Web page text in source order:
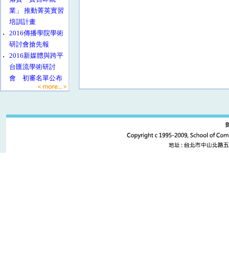
業」 推動菁英實習
培訓計畫
‧
2016傳播學院學術
研討會搶先報
‧
2016新媒體與跨平
台匯流學術研討
會 初審名單公布